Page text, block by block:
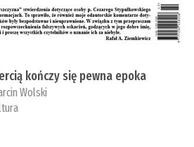
kończy się pewna epoka
Wolski